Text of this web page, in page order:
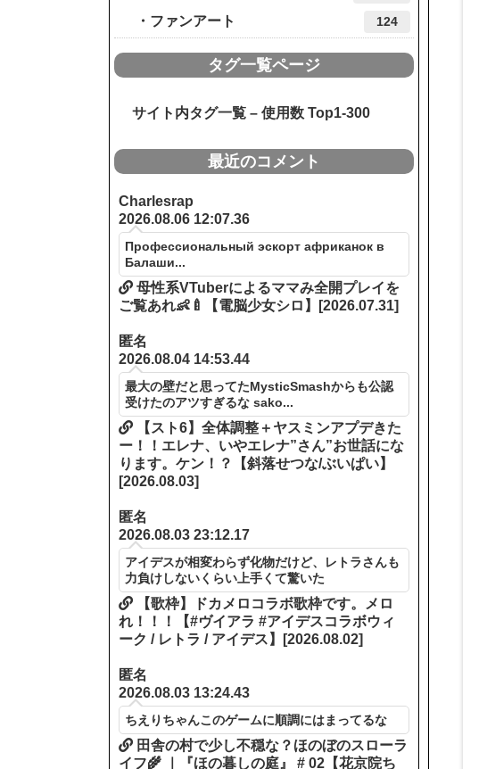
ファンアート 124
タグ一覧ページ
サイト内タグ一覧 – 使用数 Top1-300
最近のコメント
Charlesrap
2026.08.06 12:07.36
Профессиональный эскорт африканок в
Балаши...
母性系VTuberによるママみ全開プレイを
ご覧あれ👶🍼【電脳少女シロ】[2026.07.31]
匿名
2026.08.04 14:53.44
最大の壁だと思ってたMysticSmashからも公認
受けたのアツすぎるな sako...
【スト6】全体調整＋ヤスミンアプデきた
ー！！エレナ、いやエレナ”さん”お世話にな
ります。ケン！？【斜落せつな/ぶいぱい】
[2026.08.03]
匿名
2026.08.03 23:12.17
アイデスが相変わらず化物だけど、レトラさんも
力負けしないくらい上手くて驚いた
【歌枠】ドカメロコラボ歌枠です。メロ
れ！！！【#ヴイアラ #アイデスコラボウィ
ーク / レトラ / アイデス】[2026.08.02]
匿名
2026.08.03 13:24.43
ちえりちゃんこのゲームに順調にはまってるな
田舎の村で少し不穏な？ほのぼのスローラ
イフ🌾 ｜『ほの暮しの庭』 # 02【花京院ち